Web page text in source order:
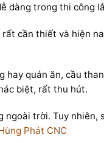
dàng trong thi công
cần thiết và hiện
quán ăn, cầu
biệt, rất thu hút.
trời. Tuy
Phát CNC